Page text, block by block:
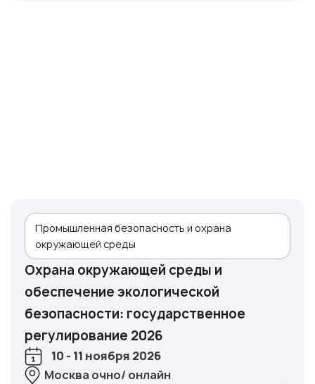
Промышленная безопасность и охрана
окружающей среды
Охрана окружающей среды и
обеспечение экологической
безопасности: государственное
регулирование 2026
10 - 11 ноября 2026
Москва очно/ онлайн